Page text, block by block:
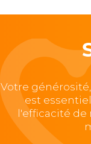
Votre
est
l'efficacité de